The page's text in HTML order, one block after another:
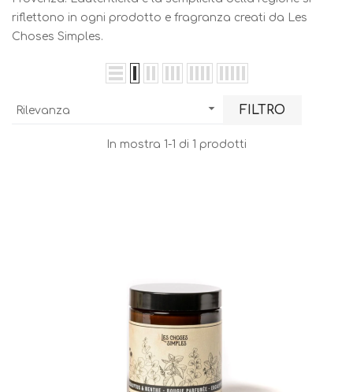
riflettono in ogni prodotto e fragranza creati da Les
Choses Simples.
Rilevanza  FILTRO
In mostra 1-1 di 1 prodotti